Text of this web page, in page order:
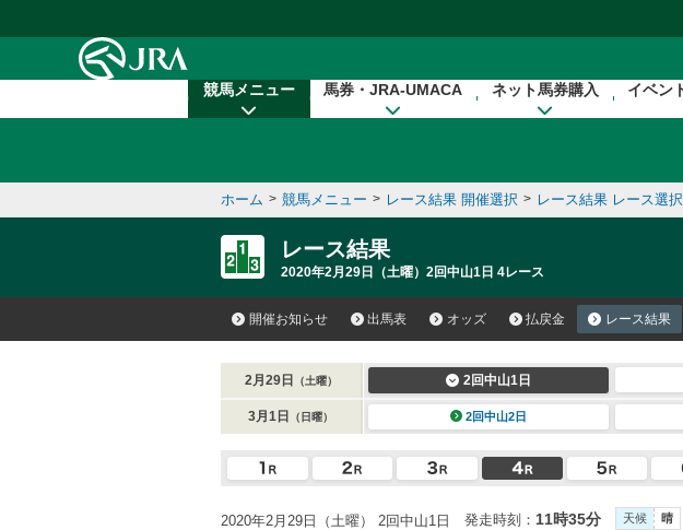
競馬メニュー 馬券・JRA-UMACA ネット馬券購入 イベン
ホーム > 競馬メニュー > レース結果 開催選択 > レース結果 レース選択
レース結果
2020年2月29日（土曜）2回中山1日 4レース
開催お知らせ 出馬表 オッズ 払戻金 レース結果
2月29日 （土曜） 2回中山1日
3月1日 （日曜） 2回中山2日
2020年2月29日（土曜） 2回中山1日 発走時刻： 11時35分 天候 晴